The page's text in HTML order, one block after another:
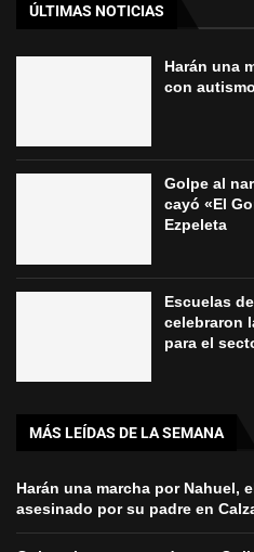
ÚLTIMAS NOTICIAS
Harán una
con
Golpe al
cayó «El
Ezpeleta
Escuelas
celebraron
para el
MÁS LEÍDAS DE LA SEMANA
Harán una marcha por Nahuel,
asesinado por su padre en